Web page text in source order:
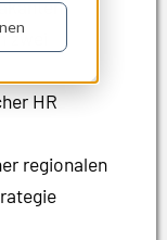
HR
regionalen